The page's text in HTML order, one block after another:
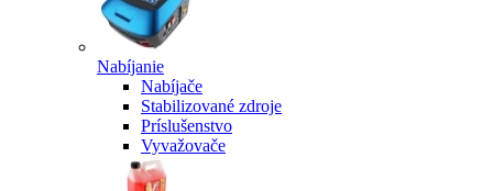
Nabíjanie
Nabíjače
Stabilizované zdroje
Príslušenstvo
Vyvažovače